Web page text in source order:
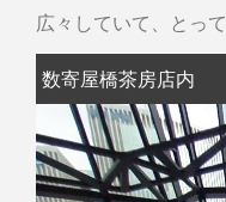
広々していて、とっ
数寄屋橋茶房店内